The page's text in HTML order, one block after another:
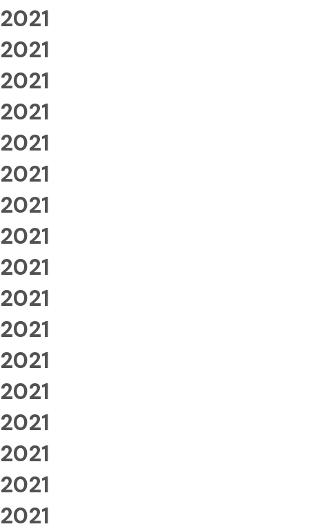
2021
2021
2021
2021
2021
2021
2021
2021
2021
2021
2021
2021
2021
2021
2021
2021
2021